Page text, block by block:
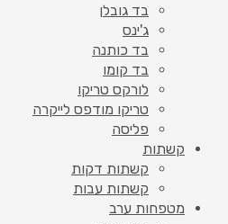
בד גובלן
ג'ינס
בד כותנה
בד קומו
לורקס טריקו
טריקו מודפס לייקרה
פליסה
קשתות
קשתות דקות
קשתות עבות
מטפחות ערב